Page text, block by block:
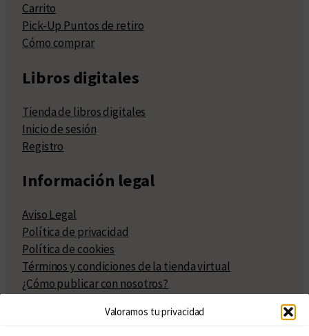
Valoramos tu privacidad
Carrito
Pick-Up Puntos de retiro
Cómo comprar
Libros digitales
Tienda de libros digitales
Inicio de sesión
Registro
Información legal
Aviso Legal
Política de privacidad
Política de cookies
Términos y condiciones de la tienda virtual
¿Cómo publicar con nosotros?
Políticas de publicación